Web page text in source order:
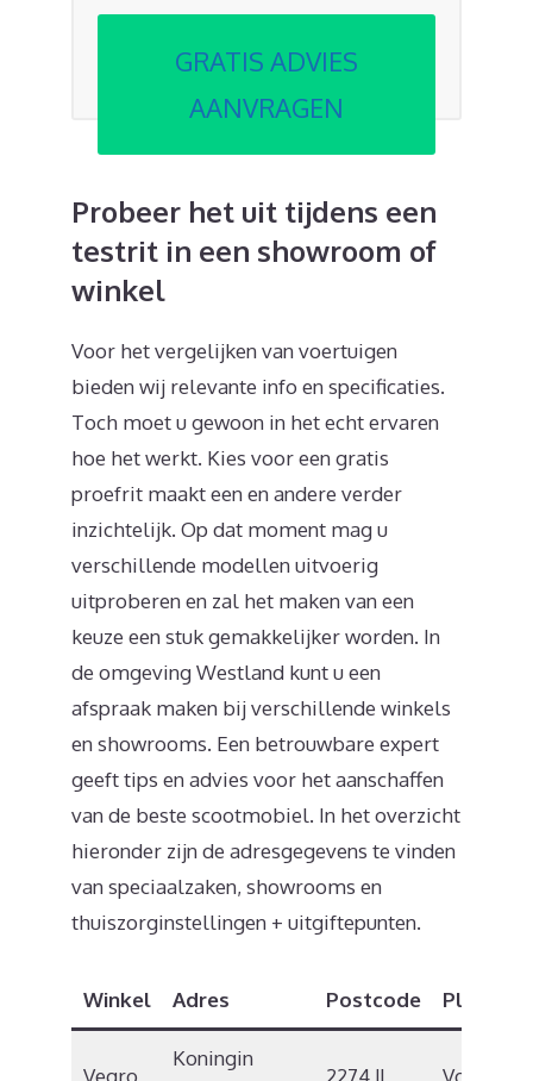
GRATIS ADVIES
AANVRAGEN
Probeer het uit tijdens een
testrit in een showroom of
winkel
Voor het vergelijken van voertuigen
bieden wij relevante info en specificaties.
Toch moet u gewoon in het echt ervaren
hoe het werkt. Kies voor een gratis
proefrit maakt een en andere verder
inzichtelijk. Op dat moment mag u
verschillende modellen uitvoerig
uitproberen en zal het maken van een
keuze een stuk gemakkelijker worden. In
de omgeving Westland kunt u een
afspraak maken bij verschillende winkels
en showrooms. Een betrouwbare expert
geeft tips en advies voor het aanschaffen
van de beste scootmobiel. In het overzicht
hieronder zijn de adresgegevens te vinden
van speciaalzaken, showrooms en
thuiszorginstellingen + uitgiftepunten.
Winkel Adres Postcode Plaats
Vegro
Koningin
2274 JL Voorburg